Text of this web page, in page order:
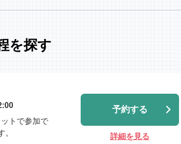
を探す
トで参加で
。
予約する
詳細を見る